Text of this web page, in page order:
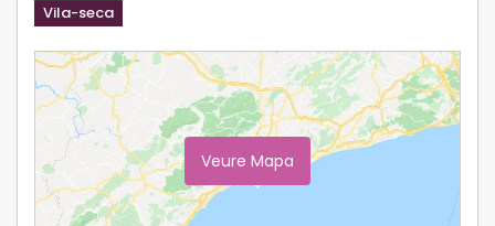
Vila-seca
Veure Mapa